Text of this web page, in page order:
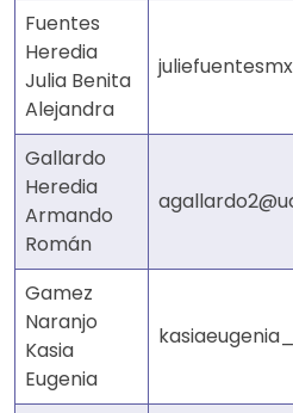
Fuentes
Heredia
Julia Benita
Alejandra
Gallardo
Heredia
Armando
Román
Gamez
Naranjo
Kasia
Eugenia